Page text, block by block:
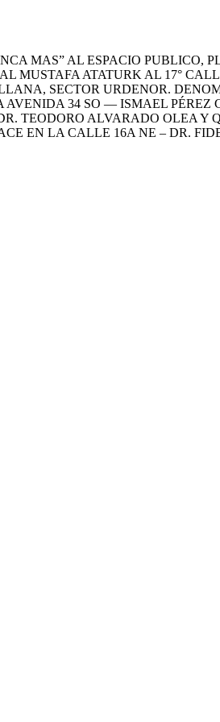
MAS” AL ESPACIO PUBLICO,
MUSTAFA ATATURK AL 17°
SECTOR URDENOR.
34 SO — ISMAEL PÉREZ
TEODORO ALVARADO OLEA Y
EN LA CALLE 16A NE – DR.